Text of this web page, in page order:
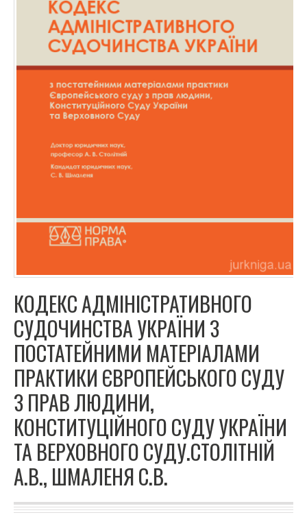
КОДЕКС АДМІНІСТРАТИВНОГО
СУДОЧИНСТВА УКРАЇНИ З
ПОСТАТЕЙНИМИ МАТЕРІАЛАМИ
ПРАКТИКИ ЄВРОПЕЙСЬКОГО СУДУ
З ПРАВ ЛЮДИНИ,
КОНСТИТУЦІЙНОГО СУДУ УКРАЇНИ
ТА ВЕРХОВНОГО СУДУ.СТОЛІТНІЙ
А.В., ШМАЛЕНЯ С.В.